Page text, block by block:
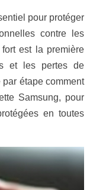
pour protéger
contre les
est la première
et les pertes de
étape comment
Samsung, pour
en toutes